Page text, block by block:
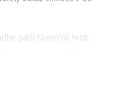
patří Slunečný hrob,
na renesanční téma